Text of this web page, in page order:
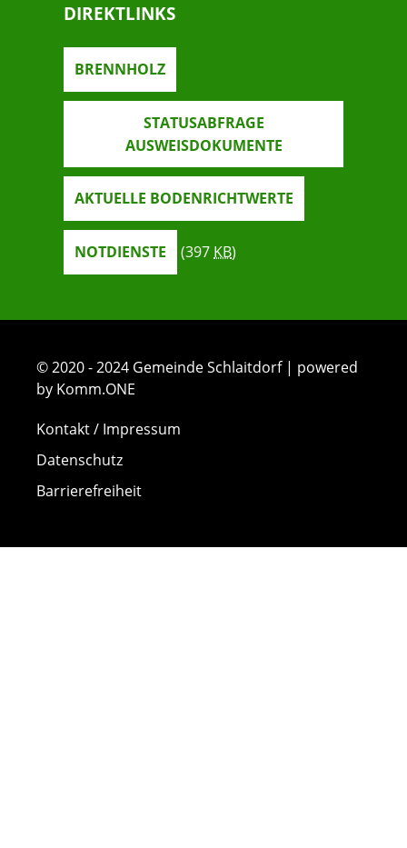
DIREKTLINKS
BRENNHOLZ
STATUSABFRAGE
AUSWEISDOKUMENTE
AKTUELLE BODENRICHTWERTE
NOTDIENSTE (397 KB)
© 2020 - 2024 Gemeinde Schlaitdorf | powered
by Komm.ONE
Kontakt / Impressum
Datenschutz
Barrierefreiheit